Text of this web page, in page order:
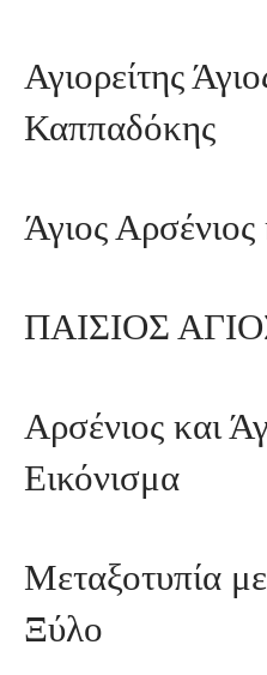
Αγιορείτης
Καππαδόκης
Άγιος Αρσένιος
ΠΑΙΣΙΟΣ
Αρσένιος και
Εικόνισμα
Μεταξοτυπία
Ξύλο